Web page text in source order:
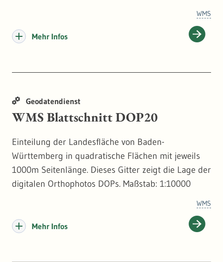
WMS
Mehr Infos
Geodatendienst
WMS Blattschnitt DOP20
Einteilung der Landesfläche von Baden-
Württemberg in quadratische Flächen mit jeweils
1000m Seitenlänge. Dieses Gitter zeigt die Lage der
digitalen Orthophotos DOPs. Maßstab: 1:10000
WMS
Mehr Infos